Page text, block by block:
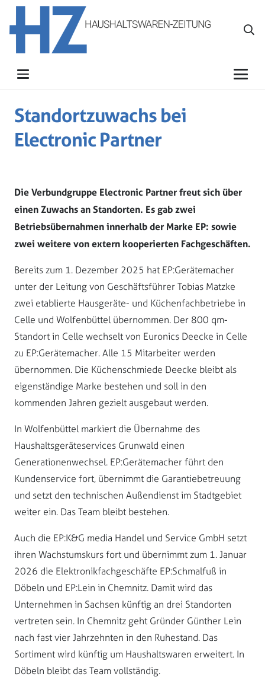
Standortzuwachs bei
Electronic Partner
Die Verbundgruppe Electronic Partner freut sich über
einen Zuwachs an Standorten. Es gab zwei
Betriebsübernahmen innerhalb der Marke EP: sowie
zwei weitere von extern kooperierten Fachgeschäften.
Bereits zum 1. Dezember 2025 hat EP:Gerätemacher
unter der Leitung von Geschäftsführer Tobias Matzke
zwei etablierte Hausgeräte- und Küchenfachbetriebe in
Celle und Wolfenbüttel übernommen. Der 800 qm-
Standort in Celle wechselt von Euronics Deecke in Celle
zu EP:Gerätemacher. Alle 15 Mitarbeiter werden
übernommen. Die Küchenschmiede Deecke bleibt als
eigenständige Marke bestehen und soll in den
kommenden Jahren gezielt ausgebaut werden.
In Wolfenbüttel markiert die Übernahme des
Haushaltsgeräteservices Grunwald einen
Generationenwechsel. EP:Gerätemacher führt den
Kundenservice fort, übernimmt die Garantiebetreuung
und setzt den technischen Außendienst im Stadtgebiet
weiter ein. Das Team bleibt bestehen.
Auch die EP:K&G media Handel und Service GmbH setzt
ihren Wachstumskurs fort und übernimmt zum 1. Januar
2026 die Elektronikfachgeschäfte EP:Schmalfuß in
Döbeln und EP:Lein in Chemnitz. Damit wird das
Unternehmen in Sachsen künftig an drei Standorten
vertreten sein. In Chemnitz geht Gründer Günther Lein
nach fast vier Jahrzehnten in den Ruhestand. Das
Sortiment wird künftig um Haushaltswaren erweitert. In
Döbeln bleibt das Team vollständig.